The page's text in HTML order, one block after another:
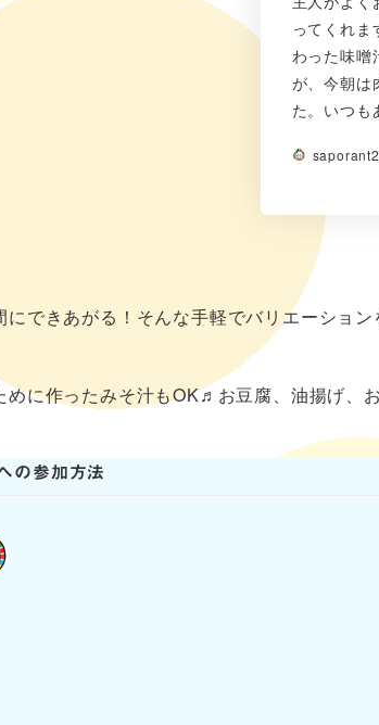
ってくれま
わった味噌
が、今朝は
た。いつ
できあがる！そんな手軽でバリエーショ
に作ったみそ汁もOK♬お豆腐、油揚げ
の参加方法